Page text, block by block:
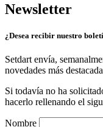
Newsletter
¿Desea recibir nuestro
Setdart envía,
novedades más
Si todavía no ha
hacerlo rellenando el
Nombre